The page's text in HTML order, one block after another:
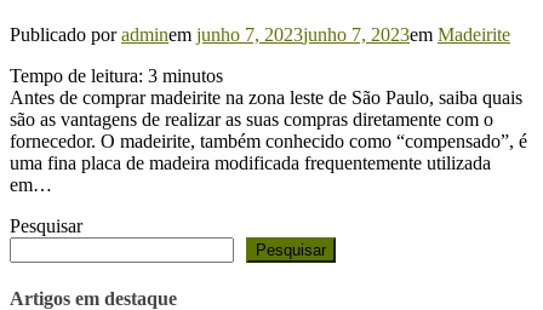
Publicado poradminem junho 7, 2023junho 7, 2023em Madeirite
Tempo de leitura: 3 minutos
Antes de comprar madeirite na zona leste de São Paulo, saiba quais
são as vantagens de realizar as suas compras diretamente com o
fornecedor. O madeirite, também conhecido como “compensado”, é
uma fina placa de madeira modificada frequentemente utilizada
em…
Pesquisar
Pesquisar
Artigos em destaque